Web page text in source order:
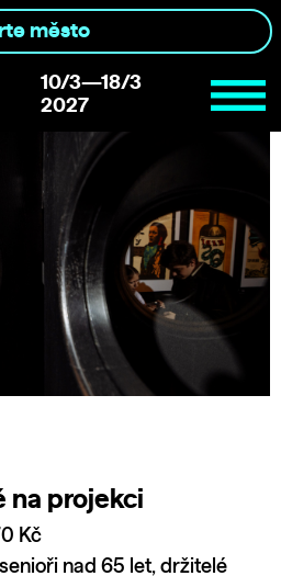
10/3—18/3
2027
na projekci
Kč
nad 65 let, držitelé